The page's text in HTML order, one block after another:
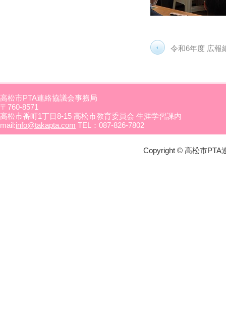
令和6年度 広報
高松市PTA連絡協議会事務局
〒760-8571
高松市番町1丁目8-15 高松市教育委員会 生涯学習課内
mail:info@takapta.com TEL：087-826-7802
Copyright © 高松市PTA